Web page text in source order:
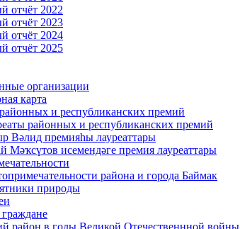
отчёт 2022
отчёт 2023
отчёт 2024
отчёт 2025
организации
карта
и республиканских премий
районных и республиканских премий
Вәлид премияһы лауреаттары
Мәҡсүтов исемендәге премия лауреаттары
района и города Баймак
природы
район в годы Великой Отечественнной войны